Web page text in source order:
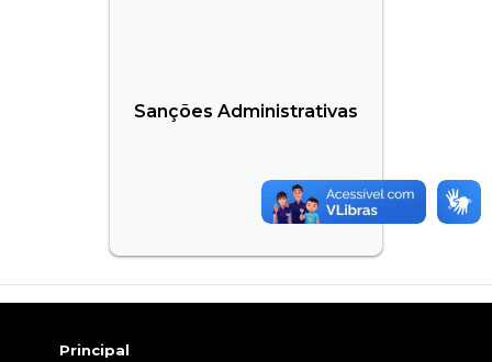
Sanções Administrativas
Principal